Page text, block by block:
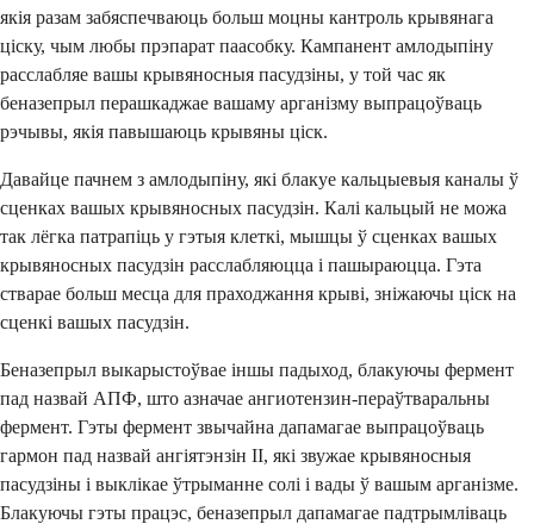
якія разам забяспечваюць больш моцны кантроль крывянага
ціску, чым любы прэпарат паасобку. Кампанент амлодыпіну
расслабляе вашы крывяносныя пасудзіны, у той час як
беназепрыл перашкаджае вашаму арганізму выпрацоўваць
рэчывы, якія павышаюць крывяны ціск.
Давайце пачнем з амлодыпіну, які блакуе кальцыевыя каналы ў
сценках вашых крывяносных пасудзін. Калі кальцый не можа
так лёгка патрапіць у гэтыя клеткі, мышцы ў сценках вашых
крывяносных пасудзін расслабляюцца і пашыраюцца. Гэта
стварае больш месца для праходжання крыві, зніжаючы ціск на
сценкі вашых пасудзін.
Беназепрыл выкарыстоўвае іншы падыход, блакуючы фермент
пад назвай АПФ, што азначае ангиотензин-пераўтваральны
фермент. Гэты фермент звычайна дапамагае выпрацоўваць
гармон пад назвай ангіятэнзін II, які звужае крывяносныя
пасудзіны і выклікае ўтрыманне солі і вады ў вашым арганізме.
Блакуючы гэты працэс, беназепрыл дапамагае падтрымліваць